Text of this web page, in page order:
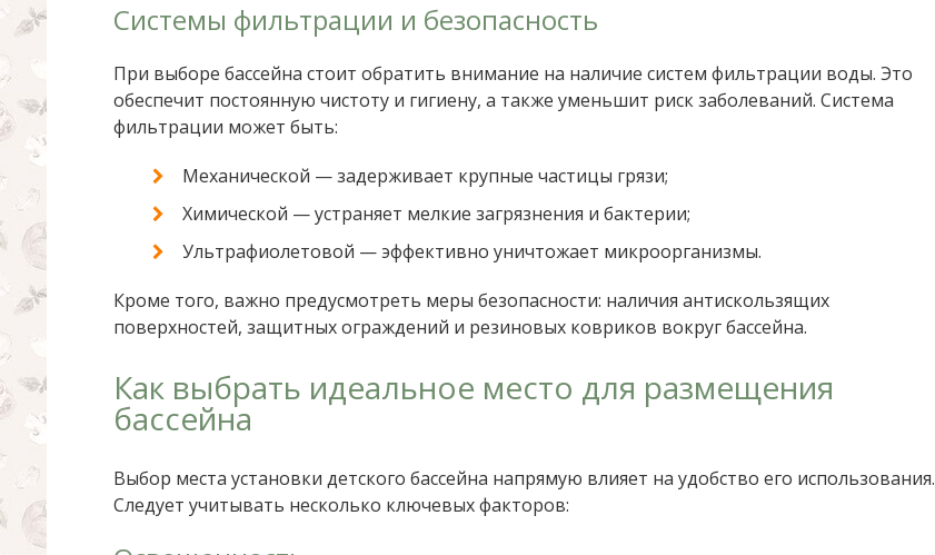
Системы фильтрации и безопасность
При выборе бассейна стоит обратить внимание на наличие систем фильтрации воды. Это
обеспечит постоянную чистоту и гигиену, а также уменьшит риск заболеваний. Система
фильтрации может быть:
Механической — задерживает крупные частицы грязи;
Химической — устраняет мелкие загрязнения и бактерии;
Ультрафиолетовой — эффективно уничтожает микроорганизмы.
Кроме того, важно предусмотреть меры безопасности: наличия антискользящих
поверхностей, защитных ограждений и резиновых ковриков вокруг бассейна.
Как выбрать идеальное место для размещения
бассейна
Выбор места установки детского бассейна напрямую влияет на удобство его использования.
Следует учитывать несколько ключевых факторов: